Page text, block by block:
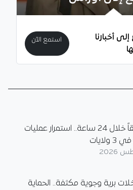
أخبارنا
استمع الآن
56 حريقاً خلال 24 ساعة.. استمرار عمليات
برية وجوية مكثفة.. الحماية